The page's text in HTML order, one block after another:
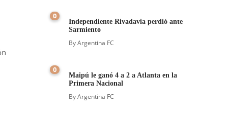
0
Independiente Rivadavia perdió ante
Sarmiento
ByArgentina FC
0
Maipú le ganó 4 a 2 a Atlanta en la
Primera Nacional
ByArgentina FC